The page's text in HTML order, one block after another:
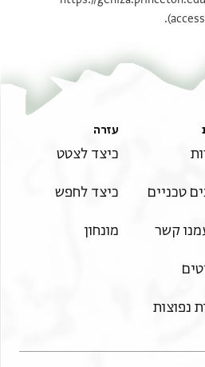
טכניים
קשר
נפוצות
עזרה
כיצד לצטט
כיצד לחפש
מונחון